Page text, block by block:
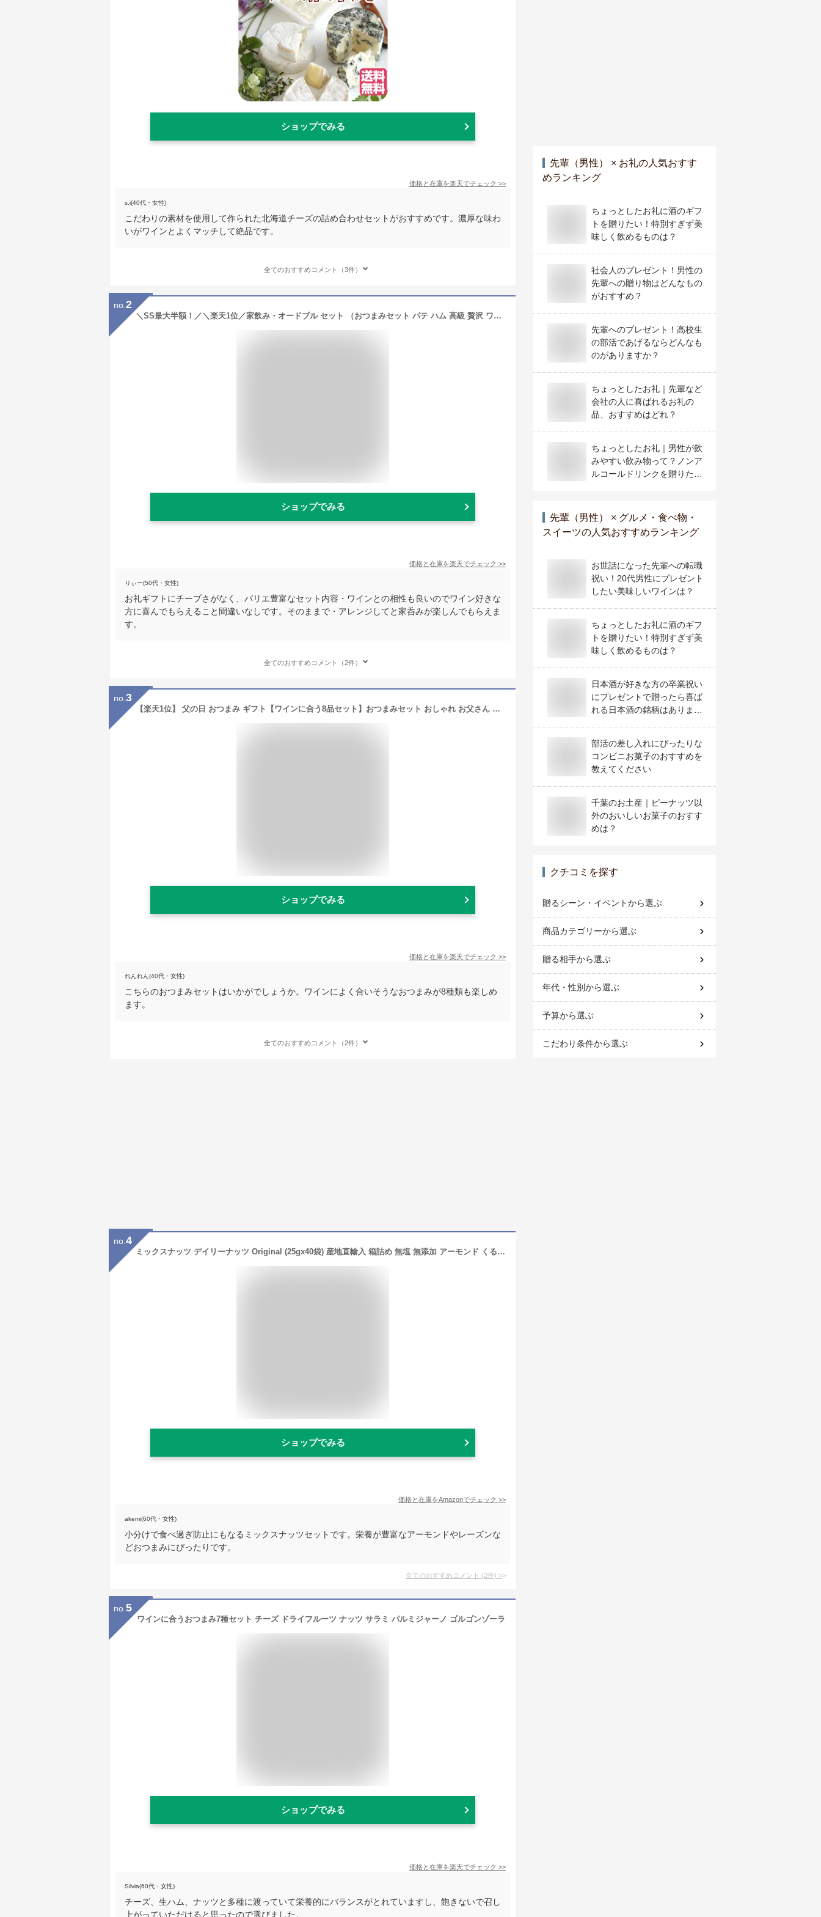
ショップでみる
価格と在庫を楽天でチェック >>
s.i(40代・女性)
こだわりの素材を使用して作られた北海道チーズの詰め合わせセットがおすすめです。濃厚な味わ
いがワインとよくマッチして絶品です。
全てのおすすめコメント（3件）
no. 2
＼SS最大半額！／＼楽天1位／家飲み・オードブル セット （おつまみセット パテ ハム 高級 贅沢 ワイン おつまみ ギフト ビール 日本酒 パーティー 5-6人前 おすすめ 贈り物 大容量 お取り寄せ 人気 プレゼント 6000円 母の日 父の日 ）
ショップでみる
価格と在庫を楽天でチェック >>
りぃー(50代・女性)
お礼ギフトにチープさがなく、バリエ豊富なセット内容・ワインとの相性も良いのでワイン好きな
方に喜んでもらえること間違いなしです。そのままで・アレンジしてと家呑みが楽しんでもらえま
す。
全てのおすすめコメント（2件）
no. 3
【楽天1位】 父の日 おつまみ ギフト【ワインに合う8品セット】おつまみセット おしゃれ お父さん 父親 60代 70代 誕生日 プレゼント 珍味 おつまみ 極める お祝い 酒のつまみ チーズ 生ハム 誕生日ギフト ギフト グルメ おつまみセット 2026 つまみ 酒の肴
ショップでみる
価格と在庫を楽天でチェック >>
れんれん(40代・女性)
こちらのおつまみセットはいかがでしょうか。ワインによく合いそうなおつまみが8種類も楽しめ
ます。
全てのおすすめコメント（2件）
no. 4
ミックスナッツ デイリーナッツ Original (25gx40袋) 産地直輸入 箱詰め 無塩 無添加 アーモンド くるみ ヘーゼルナッツ レーズン クランベリー
ショップでみる
価格と在庫をAmazonでチェック >>
akemi(60代・女性)
小分けで食べ過ぎ防止にもなるミックスナッツセットです。栄養が豊富なアーモンドやレーズンな
どおつまみにぴったりです。
全てのおすすめコメント (2件) >
no. 5
ワインに合うおつまみ7種セット チーズ ドライフルーツ ナッツ サラミ パルミジャーノ ゴルゴンゾーラ
ショップでみる
価格と在庫を楽天でチェック >>
Silvia(60代・女性)
チーズ、生ハム、ナッツと多種に渡っていて栄養的にバランスがとれていますし、飽きないで召し
上がっていただけると思ったので選びました。
先輩（男性） × お礼の人気おすす
めランキング
ちょっとしたお礼に酒のギフ
トを贈りたい！特別すぎず美
味しく飲めるものは？
社会人のプレゼント！男性の
先輩への贈り物はどんなもの
がおすすめ？
先輩へのプレゼント！高校生
の部活であげるならどんなも
のがありますか？
ちょっとしたお礼｜先輩など
会社の人に喜ばれるお礼の
品、おすすめはどれ？
ちょっとしたお礼｜男性が飲
みやすい飲み物って？ノンア
ルコールドリンクを贈りた
先輩（男性） × グルメ・食べ物・
スイーツの人気おすすめランキング
お世話になった先輩への転職
祝い！20代男性にプレゼント
したい美味しいワインは？
ちょっとしたお礼に酒のギフ
トを贈りたい！特別すぎず美
味しく飲めるものは？
日本酒が好きな方の卒業祝い
にプレゼントで贈ったら喜ば
れる日本酒の銘柄はあります
部活の差し入れにぴったりな
コンビニお菓子のおすすめを
教えてください
千葉のお土産｜ピーナッツ以
外のおいしいお菓子のおすす
めは？
クチコミを探す
贈るシーン・イベントから選ぶ
商品カテゴリーから選ぶ
贈る相手から選ぶ
年代・性別から選ぶ
予算から選ぶ
こだわり条件から選ぶ